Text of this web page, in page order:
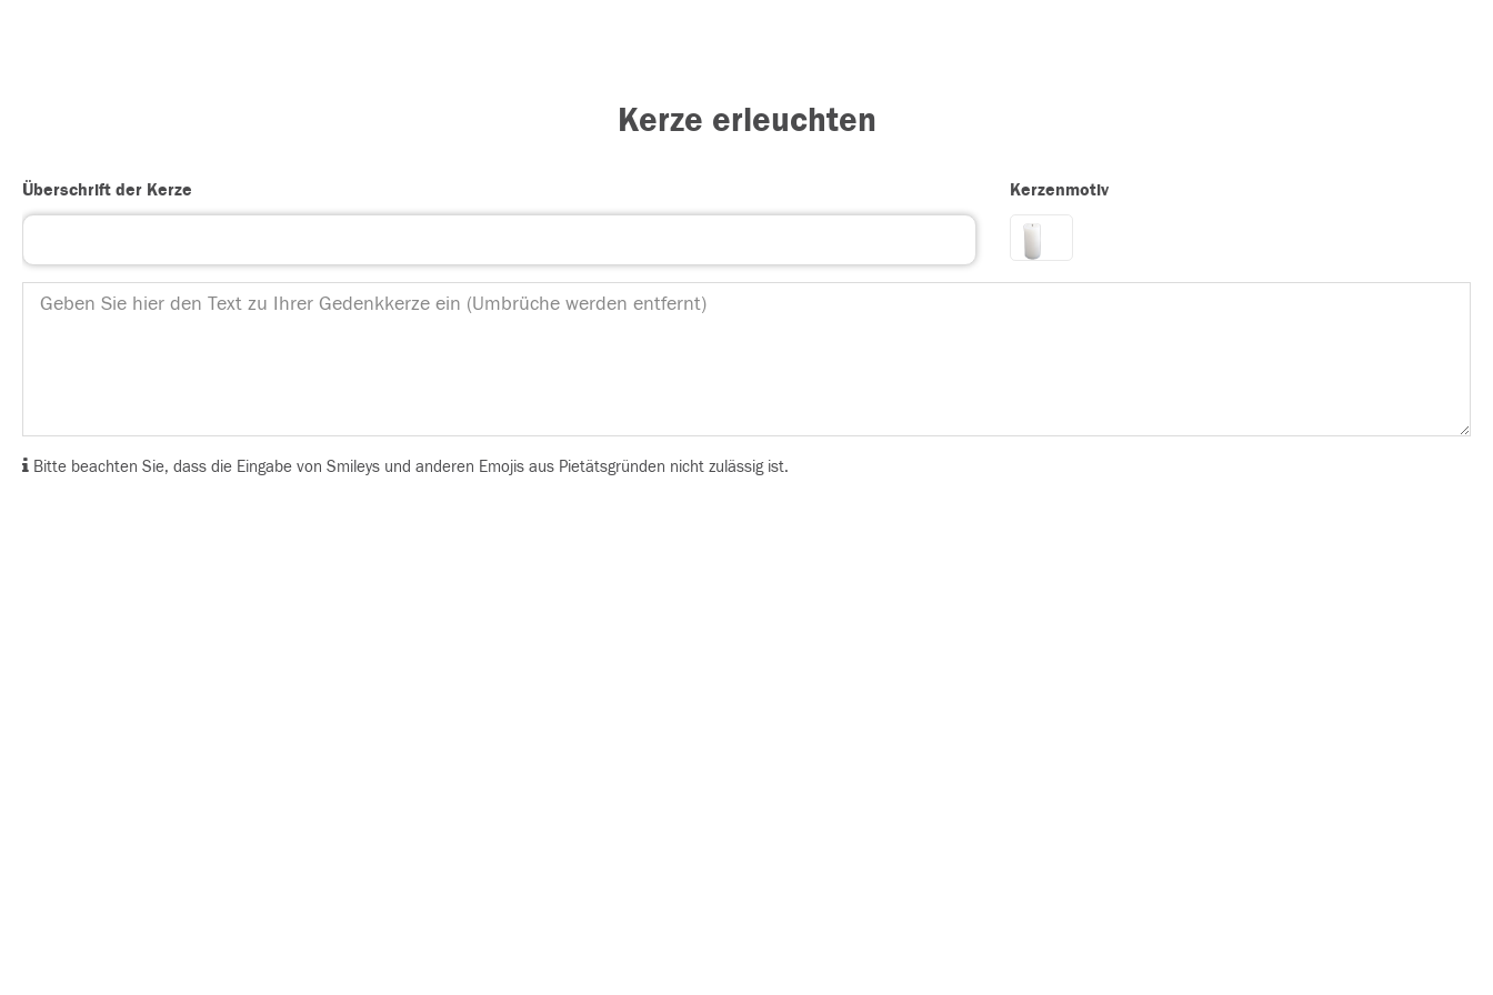
Kerze erleuchten
Überschrift der Kerze Kerzenmotiv
Bitte beachten Sie, dass die Eingabe von Smileys und anderen Emojis aus Pietätsgründen nicht zulässig ist.